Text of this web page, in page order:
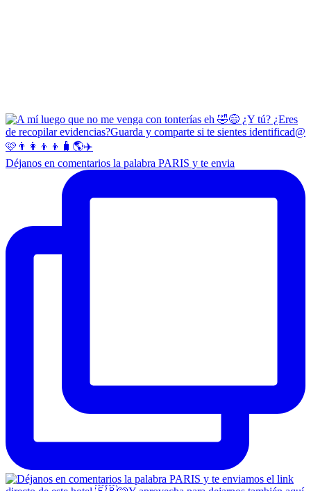
Déjanos en comentarios la palabra PARIS y te envia